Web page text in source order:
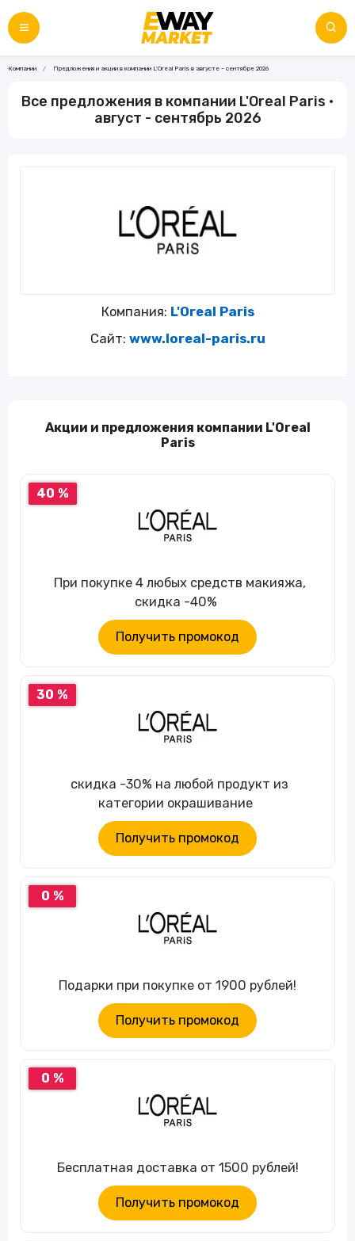
Компании Предложения и акции в компании L'Oreal Paris в августе - сентябре 2026
Все предложения в компании L'Oreal Paris •
август - сентябрь 2026
Компания: L'Oreal Paris
Сайт: www.loreal-paris.ru
Акции и предложения компании L'Oreal
Paris
40 %
При покупке 4 любых средств макияжа,
скидка -40%
Получить промокод
30 %
скидка -30% на любой продукт из
категории окрашивание
Получить промокод
0 %
Подарки при покупке от 1900 рублей!
Получить промокод
0 %
Бесплатная доставка от 1500 рублей!
Получить промокод